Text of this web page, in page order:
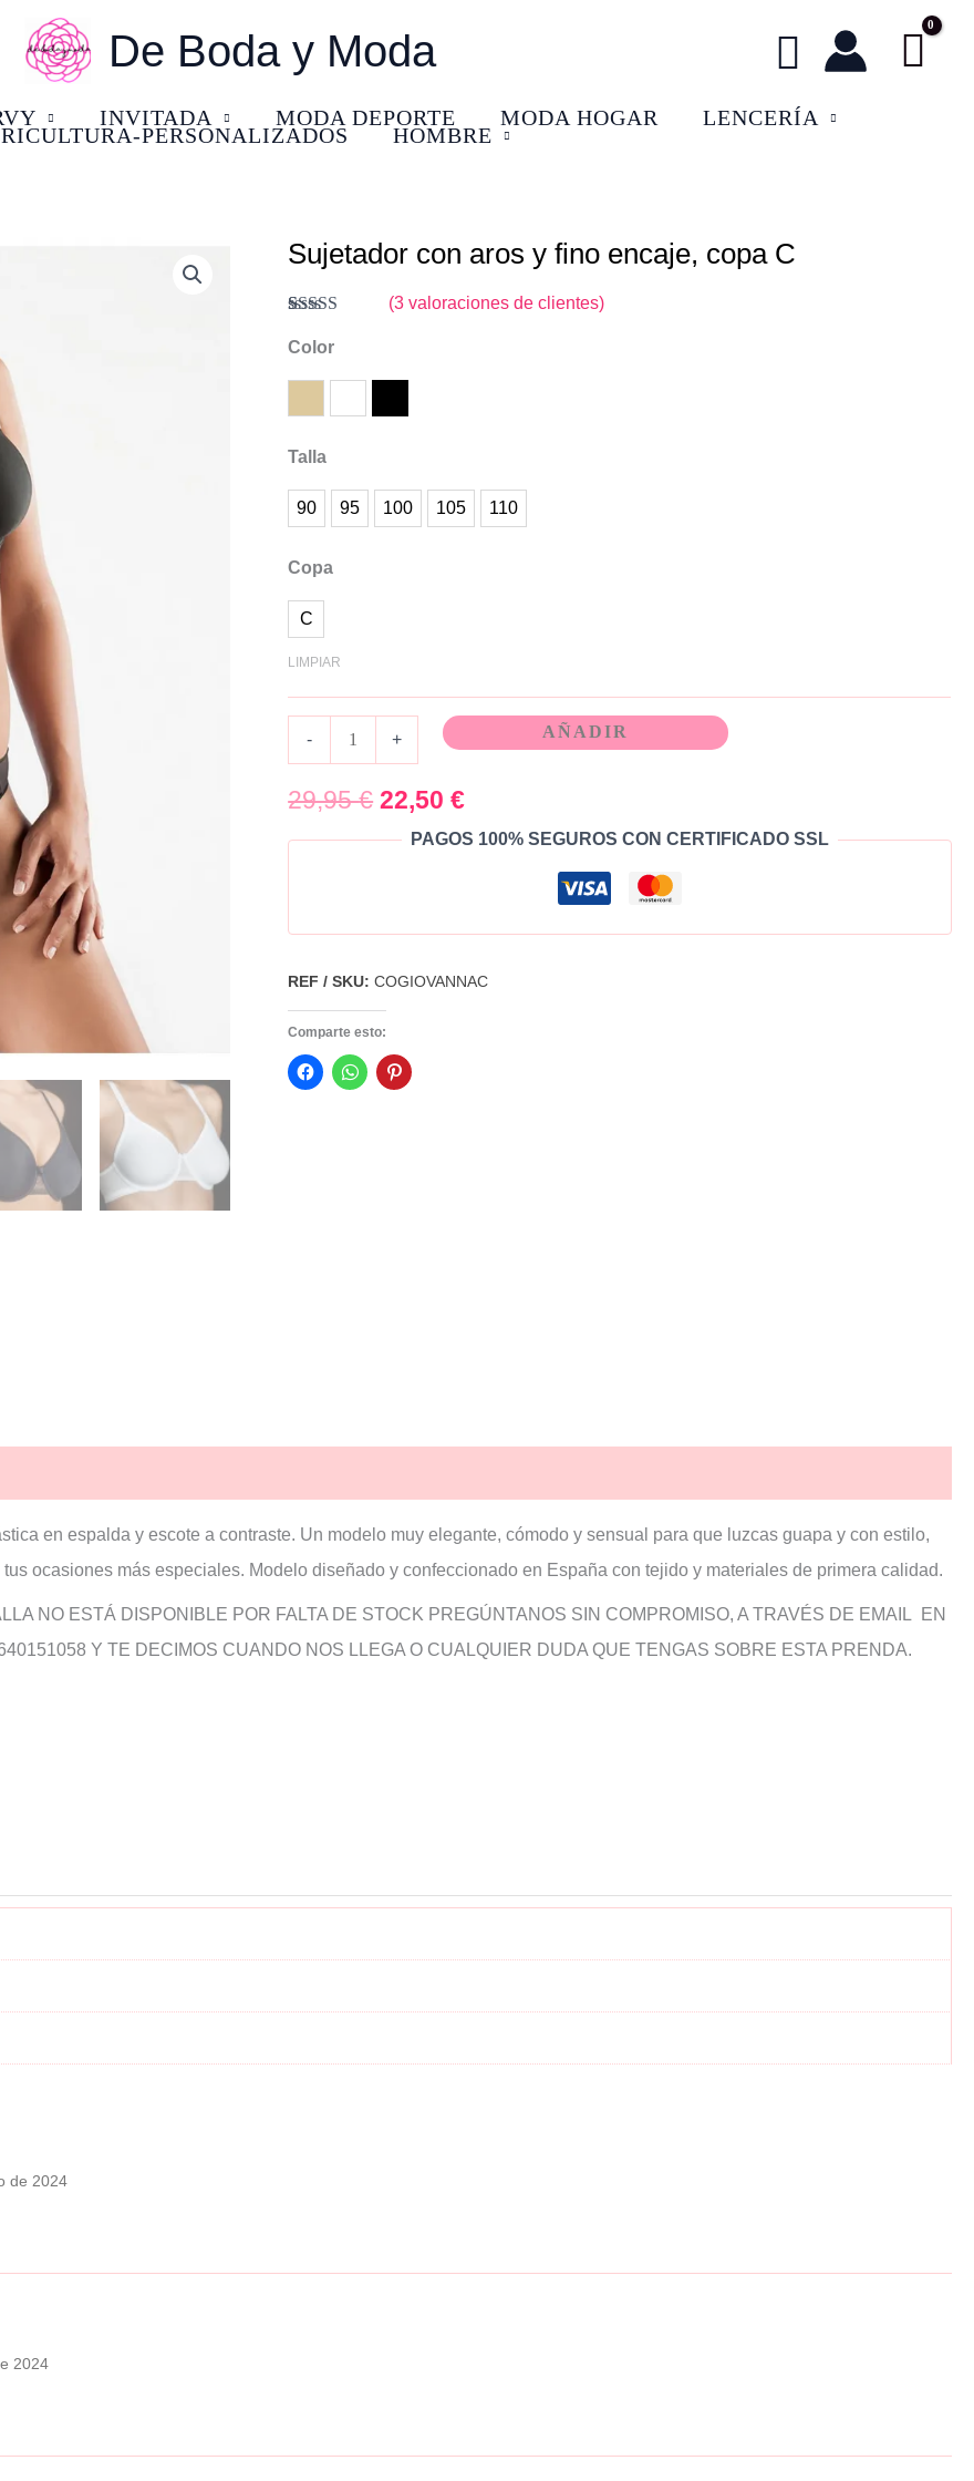
De Boda y Moda Buscar
INVITADA MODA DEPORTE MODA HOGAR LENCERÍA
PERSONALIZADOS HOMBRE
Sujetador con aros y fino encaje, copa C
con4.00
base a
de clientes
(3valoraciones de clientes)
Color
TierraBlancoNegro
Talla
90 95 100 105 110
Copa
C
LIMPIAR
-
Sujetador
y
copa
C
+ AÑADIR
29,95€
El
precio
22,50€
El
precio
PAGOS 100% SEGUROS CON CERTIFICADO SSL
REF / SKU: COGIOVANNAC
Comparte esto:
en espalda y escote a contraste. Un modelo muy elegante, cómodo y sensual para que luzcas guapa y con estilo,
ocasiones más especiales. Modelo diseñado y confeccionado en España con tejido y materiales de primera calidad.
NO ESTÁ DISPONIBLE POR FALTA DE STOCK PREGÚNTANOS SIN COMPROMISO, A TRAVÉS DE EMAIL EN
Y TE DECIMOS CUANDO NOS LLEGA O CUALQUIER DUDA QUE TENGAS SOBRE ESTA PRENDA.
de 2024
2024